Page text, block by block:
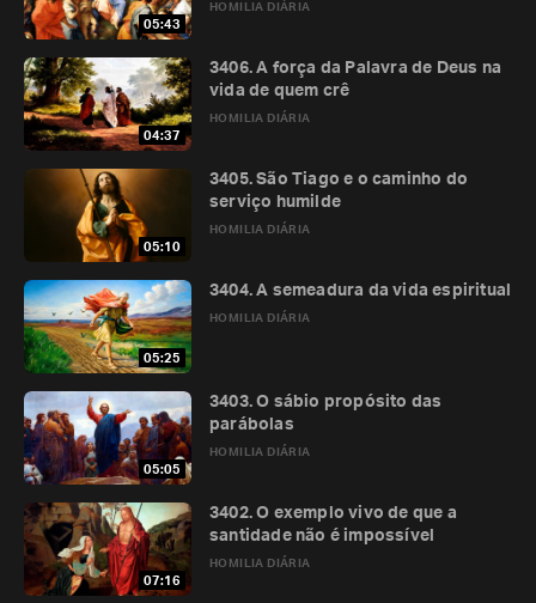
05:43
HOMILIA DIÁRIA
04:37
HOMILIA DIÁRIA
3406. A força da Palavra de Deus na
vida de quem crê
05:10
HOMILIA DIÁRIA
3405. São Tiago e o caminho do
serviço humilde
05:25
HOMILIA DIÁRIA
3404. A semeadura da vida espiritual
05:05
HOMILIA DIÁRIA
3403. O sábio propósito das
parábolas
07:16
HOMILIA DIÁRIA
3402. O exemplo vivo de que a
santidade não é impossível